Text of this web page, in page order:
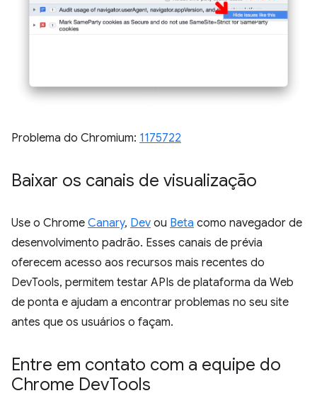
Problema do Chromium: 1175722
Baixar os canais de visualização
Use o Chrome Canary, Dev ou Beta como navegador de
desenvolvimento padrão. Esses canais de prévia
oferecem acesso aos recursos mais recentes do
DevTools, permitem testar APIs de plataforma da Web
de ponta e ajudam a encontrar problemas no seu site
antes que os usuários o façam.
Entre em contato com a equipe do
Chrome DevTools